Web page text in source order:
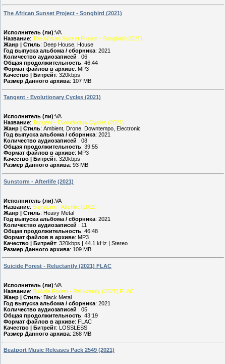
The African Sunset Project - Songbird (2021)
Исполнитель (ли):VA
Название: The African Sunset Project - Songbird (2021)
Жанр | Стиль: Deep House, House
Год выпуска альбома / сборника: 2021
Количество аудиозаписей : 06
Общая продолжительность: 46:44
Формат файлов в архиве: MP3
Качество | Битрейт: 320kbps
Размер Данного архива: 107 MB
Tangent - Evolutionary Cycles (2021)
Исполнитель (ли):VA
Название: Tangent - Evolutionary Cycles (2021)
Жанр | Стиль: Ambient, Drone, Downtempo, Electronic
Год выпуска альбома / сборника: 2021
Количество аудиозаписей : 08
Общая продолжительность: 39:55
Формат файлов в архиве: MP3
Качество | Битрейт: 320kbps
Размер Данного архива: 93 MB
Sunstorm - Afterlife (2021)
Исполнитель (ли):VA
Название: Sunstorm - Afterlife (2021)
Жанр | Стиль: Heavy Metal
Год выпуска альбома / сборника: 2021
Количество аудиозаписей : 11
Общая продолжительность: 46:48
Формат файлов в архиве: MP3
Качество | Битрейт: 320kbps | 44.1 kHz | Stereo
Размер Данного архива: 109 MB
Suicide Forest - Reluctantly (2021) FLAC
Исполнитель (ли):VA
Название: Suicide Forest - Reluctantly (2021) FLAC
Жанр | Стиль: Black Metal
Год выпуска альбома / сборника: 2021
Количество аудиозаписей : 05
Общая продолжительность: 43:19
Формат файлов в архиве: FLAC
Качество | Битрейт: LOSSLESS
Размер Данного архива: 268 MB
Beatport Music Releases Pack 2549 (2021)